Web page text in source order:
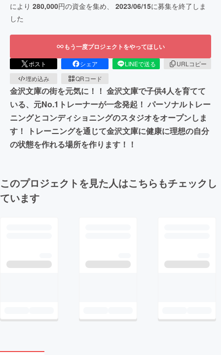
により 280,000円の資金を集め、 2023/06/15に募集を終了しま
した
もう一度プロジェクトをやってほしい
ポスト シェア LINEで送る
URLコピー
埋め込み
QRコード
金沢文庫の街を元気に！！ 金沢文庫で子供4人を育てて
いる、元No.1トレーナーが一念発起！ パーソナルトレー
ニングとコンディショニングのスタジオをオープンしま
す！ トレーニングを通じて金沢文庫に健康に理想の自分
の状態を作れる場所を作ります！！
このプロジェクトを見た人はこちらもチェックし
ています